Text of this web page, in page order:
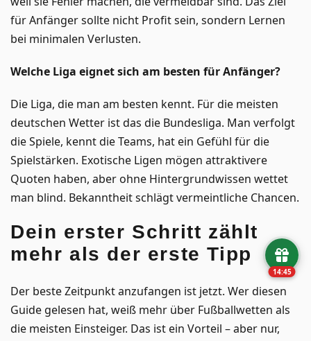
für Anfänger sollte nicht Profit sein, sondern Lernen
bei minimalen Verlusten.
Welche Liga eignet sich am besten für Anfänger?
Die Liga, die man am besten kennt. Für die meisten
deutschen Wetter ist das die Bundesliga. Man verfolgt
die Spiele, kennt die Teams, hat ein Gefühl für die
Spielstärken. Exotische Ligen mögen attraktivere
Quoten haben, aber ohne Hintergrundwissen wettet
man blind. Bekanntheit schlägt vermeintliche Chancen.
Dein erster Schritt zählt
mehr als der erste Tipp
Der beste Zeitpunkt anzufangen ist jetzt. Wer diesen
Guide gelesen hat, weiß mehr über Fußballwetten als
die meisten Einsteiger. Das ist ein Vorteil – aber nur,
14:44